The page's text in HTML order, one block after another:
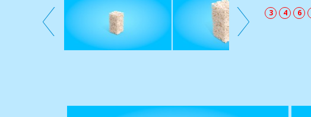
3 4 6